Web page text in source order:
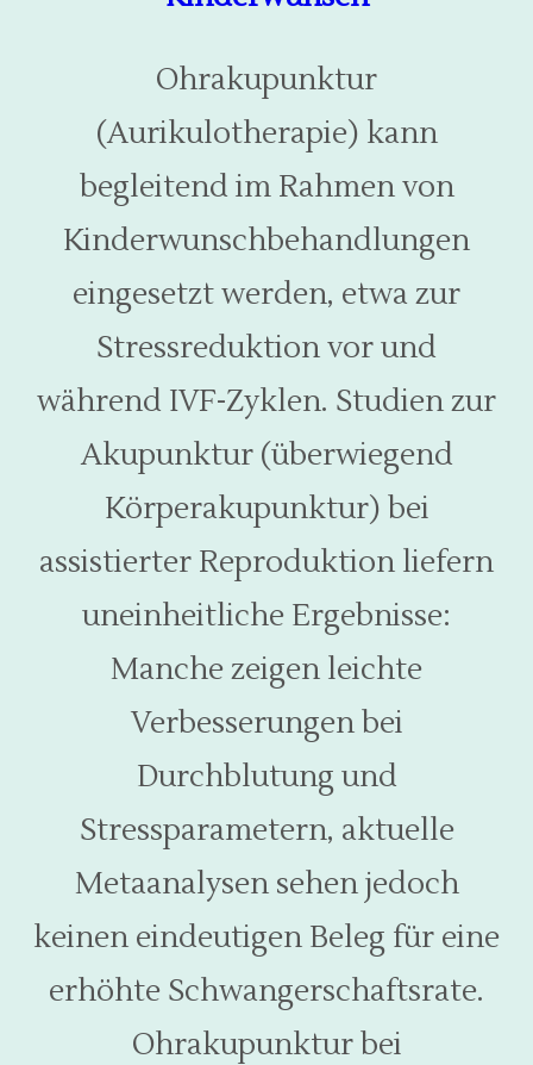
Ohrakupunktur
(Aurikulotherapie) kann
begleitend im Rahmen von
Kinderwunschbehandlungen
eingesetzt werden, etwa zur
Stressreduktion vor und
während IVF-Zyklen. Studien zur
Akupunktur (überwiegend
Körperakupunktur) bei
assistierter Reproduktion liefern
uneinheitliche Ergebnisse:
Manche zeigen leichte
Verbesserungen bei
Durchblutung und
Stressparametern, aktuelle
Metaanalysen sehen jedoch
keinen eindeutigen Beleg für eine
erhöhte Schwangerschaftsrate.
Ohrakupunktur bei